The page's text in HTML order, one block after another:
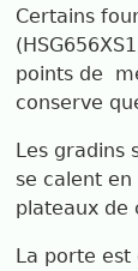
Certains
points de
conserve
Les gradins
se calent
plateaux de
La porte